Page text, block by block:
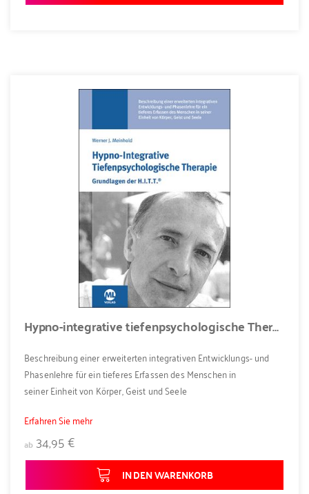
Hypno-integrative tiefenpsychologische Therapie - Grundlagen der H.I.T.T.®
Beschreibung einer erweiterten integrativen Entwicklungs- und
Phasenlehre für ein tieferes Erfassen des Menschen in
seiner Einheit von Körper, Geist und Seele
Erfahren Sie mehr
ab 34,95 €
IN DEN WARENKORB